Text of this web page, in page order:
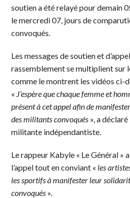
soutien a été relayé pour demain
le mercredi 07, jours de
convoqués.
Les messages de soutien et
rassemblement se multiplient sur
comme le montrent les vidéos ci-
« J’espère que chaque femme et
présent à cet appel afin de
des militants convoqués », a
militante indépendantiste.
Le rappeur Kabyle « Le Général »
l’appel tout en conviant « les
les sportifs à manifester leur
convoqués ».